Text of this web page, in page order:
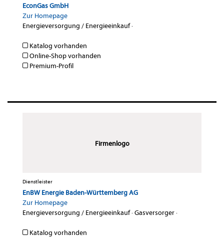
EconGas GmbH
Zur Homepage
Energieversorgung / Energieeinkauf·
Katalog vorhanden
Online-Shop vorhanden
Premium-Profil
Firmenlogo
Dienstleister
EnBW Energie Baden-Württemberg AG
Zur Homepage
Energieversorgung / Energieeinkauf·Gasversorger·
Katalog vorhanden